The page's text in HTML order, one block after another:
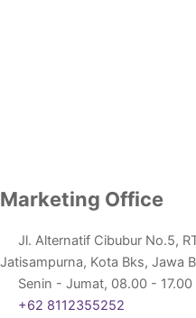
Marketing Office
Jl. Alternatif Cibubur No.5,
Jatisampurna, Kota Bks, Jawa
Senin - Jumat, 08.00 - 17.00
+62 8112355252